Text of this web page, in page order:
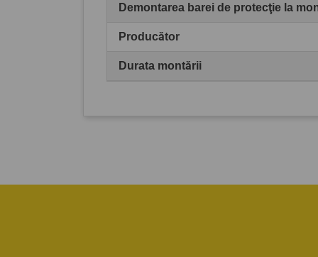
Demontarea barei de protecţie la
Producător
Durata montării